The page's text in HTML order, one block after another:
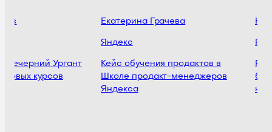
Ургант
курсов
Екатерина Грачева
Яндекс
Кейс обучения продактов в
Школе продакт-менеджеров
Яндекса
не